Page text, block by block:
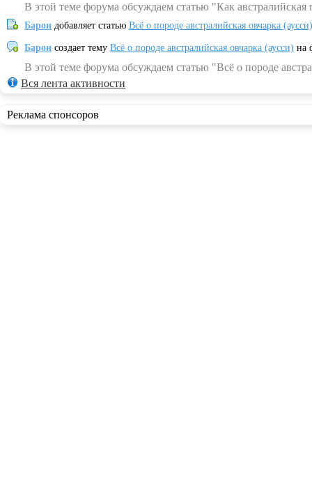
В этой теме форума обсуждаем статью "Как
Барон добавляет статью Всё о породе австралийская овчарка (аусси)
Барон создает тему Всё о породе австралийская овчарка (аусси) на
В этой теме форума обсуждаем статью "Всё о породе
Вся лента активности
Реклама спонсоров